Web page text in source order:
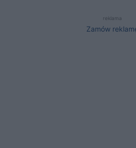
reklama
Zamów